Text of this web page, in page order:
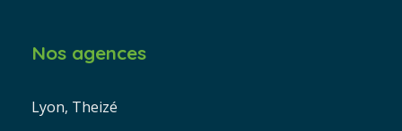
Nos agences
Lyon, Theizé